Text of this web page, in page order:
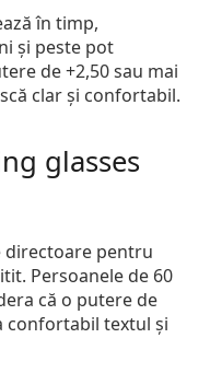
în timp,
și peste pot
de +2,50 sau mai
clar și confortabil.
glasses
directoare pentru
Persoanele de 60
că o putere de
confortabil textul și